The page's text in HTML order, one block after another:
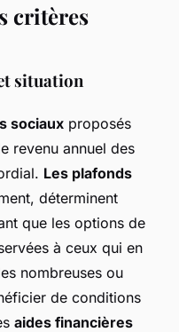
critères
situation
sociaux proposés
revenu annuel des
Les plafonds
déterminent
que les options de
à ceux qui en
nombreuses ou
de conditions
aides financières